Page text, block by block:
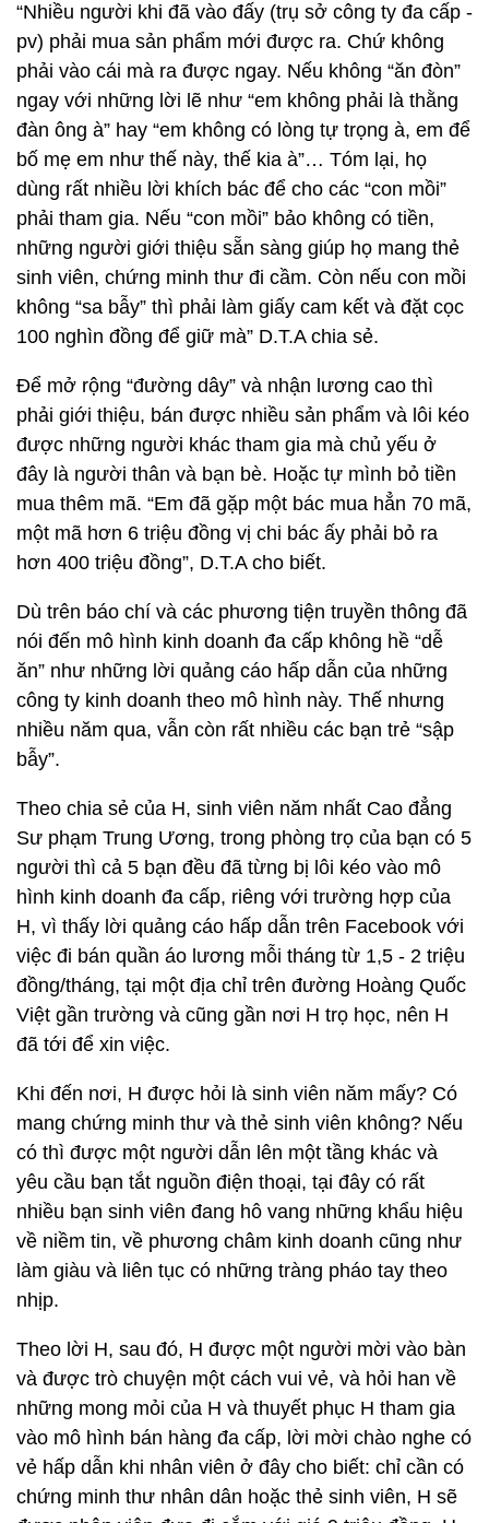
“Nhiều người khi đã vào đấy (trụ sở công ty đa cấp -
pv) phải mua sản phẩm mới được ra. Chứ không
phải vào cái mà ra được ngay. Nếu không “ăn đòn”
ngay với những lời lẽ như “em không phải là thằng
đàn ông à” hay “em không có lòng tự trọng à, em để
bố mẹ em như thế này, thế kia à”… Tóm lại, họ
dùng rất nhiều lời khích bác để cho các “con mồi”
phải tham gia. Nếu “con mồi” bảo không có tiền,
những người giới thiệu sẵn sàng giúp họ mang thẻ
sinh viên, chứng minh thư đi cầm. Còn nếu con mồi
không “sa bẫy” thì phải làm giấy cam kết và đặt cọc
100 nghìn đồng để giữ mà” D.T.A chia sẻ.
Để mở rộng “đường dây” và nhận lương cao thì
phải giới thiệu, bán được nhiều sản phẩm và lôi kéo
được những người khác tham gia mà chủ yếu ở
đây là người thân và bạn bè. Hoặc tự mình bỏ tiền
mua thêm mã. “Em đã gặp một bác mua hẳn 70 mã,
một mã hơn 6 triệu đồng vị chi bác ấy phải bỏ ra
hơn 400 triệu đồng”, D.T.A cho biết.
Dù trên báo chí và các phương tiện truyền thông đã
nói đến mô hình kinh doanh đa cấp không hề “dễ
ăn” như những lời quảng cáo hấp dẫn của những
công ty kinh doanh theo mô hình này. Thế nhưng
nhiều năm qua, vẫn còn rất nhiều các bạn trẻ “sập
bẫy”.
Theo chia sẻ của H, sinh viên năm nhất Cao đẳng
Sư phạm Trung Ương, trong phòng trọ của bạn có 5
người thì cả 5 bạn đều đã từng bị lôi kéo vào mô
hình kinh doanh đa cấp, riêng với trường hợp của
H, vì thấy lời quảng cáo hấp dẫn trên Facebook với
việc đi bán quần áo lương mỗi tháng từ 1,5 - 2 triệu
đồng/tháng, tại một địa chỉ trên đường Hoàng Quốc
Việt gần trường và cũng gần nơi H trọ học, nên H
đã tới để xin việc.
Khi đến nơi, H được hỏi là sinh viên năm mấy? Có
mang chứng minh thư và thẻ sinh viên không? Nếu
có thì được một người dẫn lên một tầng khác và
yêu cầu bạn tắt nguồn điện thoại, tại đây có rất
nhiều bạn sinh viên đang hô vang những khẩu hiệu
về niềm tin, về phương châm kinh doanh cũng như
làm giàu và liên tục có những tràng pháo tay theo
nhịp.
Theo lời H, sau đó, H được một người mời vào bàn
và được trò chuyện một cách vui vẻ, và hỏi han về
những mong mỏi của H và thuyết phục H tham gia
vào mô hình bán hàng đa cấp, lời mời chào nghe có
vẻ hấp dẫn khi nhân viên ở đây cho biết: chỉ cần có
chứng minh thư nhân dân hoặc thẻ sinh viên, H sẽ